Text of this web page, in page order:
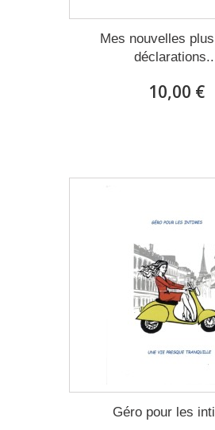
Mes nouvelles
10,00 €
Géro pour les